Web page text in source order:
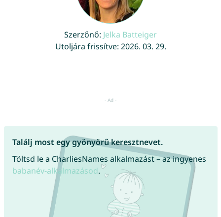
Szerzőnő: Jelka Batteiger
Utoljára frissítve: 2026. 03. 29.
Találj most egy gyönyörű keresztnevet.
Töltsd le a CharliesNames alkalmazást – az ingyenes
babanév-alkalmazásod.